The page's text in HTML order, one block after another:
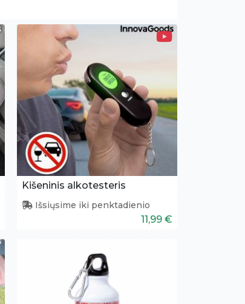
Kišeninis alkotesteris
Išsiųsime iki penktadienio
11,99 €